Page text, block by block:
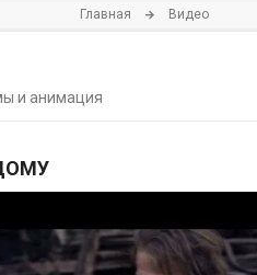
Главная Видео
и анимация